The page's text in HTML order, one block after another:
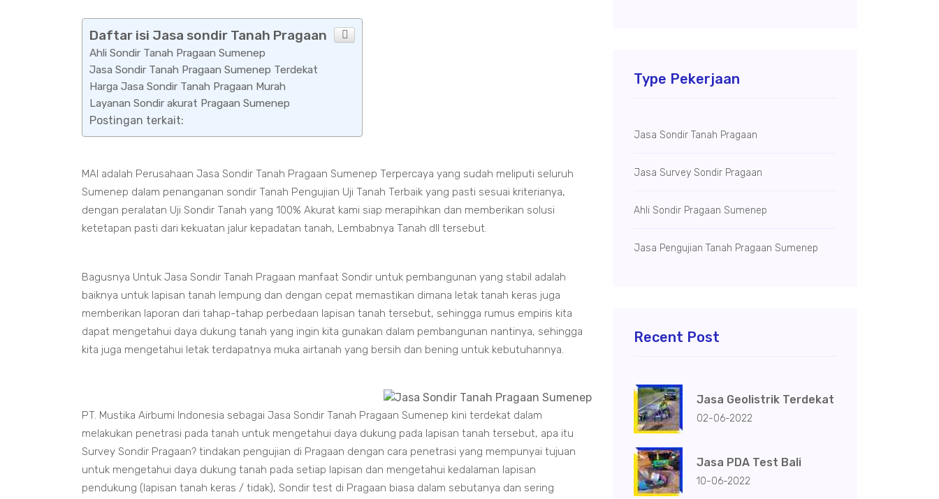
Daftar isi Jasa sondir Tanah Pragaan
Ahli Sondir Tanah Pragaan Sumenep
Jasa Sondir Tanah Pragaan Sumenep Terdekat
Harga Jasa Sondir Tanah Pragaan Murah
Layanan Sondir akurat Pragaan Sumenep
Postingan terkait:
MAI adalah Perusahaan Jasa Sondir Tanah Pragaan Sumenep Terpercaya yang sudah meliputi seluruh
Sumenep dalam penanganan sondir Tanah Pengujian Uji Tanah Terbaik yang pasti sesuai kriterianya,
dengan peralatan Uji Sondir Tanah yang 100% Akurat kami siap merapihkan dan memberikan solusi
ketetapan pasti dari kekuatan jalur kepadatan tanah, Lembabnya Tanah dll tersebut.
Bagusnya Untuk Jasa Sondir Tanah Pragaan manfaat Sondir untuk pembangunan yang stabil adalah
baiknya untuk lapisan tanah lempung dan dengan cepat memastikan dimana letak tanah keras juga
memberikan laporan dari tahap-tahap perbedaan lapisan tanah tersebut, sehingga rumus empiris kita
dapat mengetahui daya dukung tanah yang ingin kita gunakan dalam pembangunan nantinya, sehingga
kita juga mengetahui letak terdapatnya muka airtanah yang bersih dan bening untuk kebutuhannya.
PT. Mustika Airbumi Indonesia sebagai Jasa Sondir Tanah Pragaan Sumenep kini terdekat dalam
melakukan penetrasi pada tanah untuk mengetahui daya dukung pada lapisan tanah tersebut, apa itu
Survey Sondir Pragaan? tindakan pengujian di Pragaan dengan cara penetrasi yang mempunyai tujuan
untuk mengetahui daya dukung tanah pada setiap lapisan dan mengetahui kedalaman lapisan
pendukung (lapisan tanah keras / tidak), Sondir test di Pragaan biasa dalam sebutanya dan sering
Type Pekerjaan
Jasa Sondir Tanah Pragaan
Jasa Survey Sondir Pragaan
Ahli Sondir Pragaan Sumenep
Jasa Pengujian Tanah Pragaan Sumenep
Recent Post
Jasa Geolistrik Terdekat
02-06-2022
Jasa PDA Test Bali
10-06-2022